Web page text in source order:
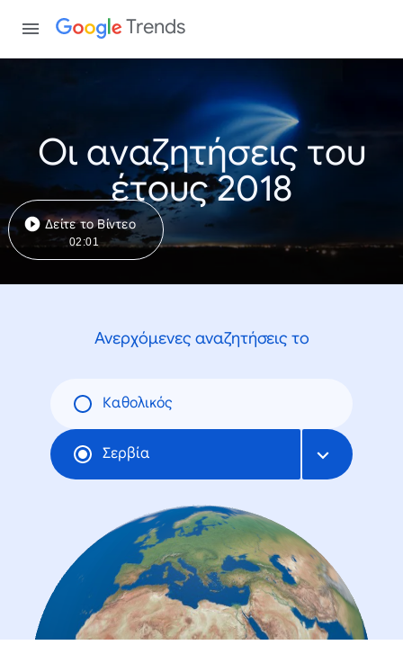
Trends
Οι αναζητήσεις του
έτους 2018
Δείτε το Βίντεο
02:01
Ανερχόμενες αναζητήσεις το
Καθολικός
Σερβία